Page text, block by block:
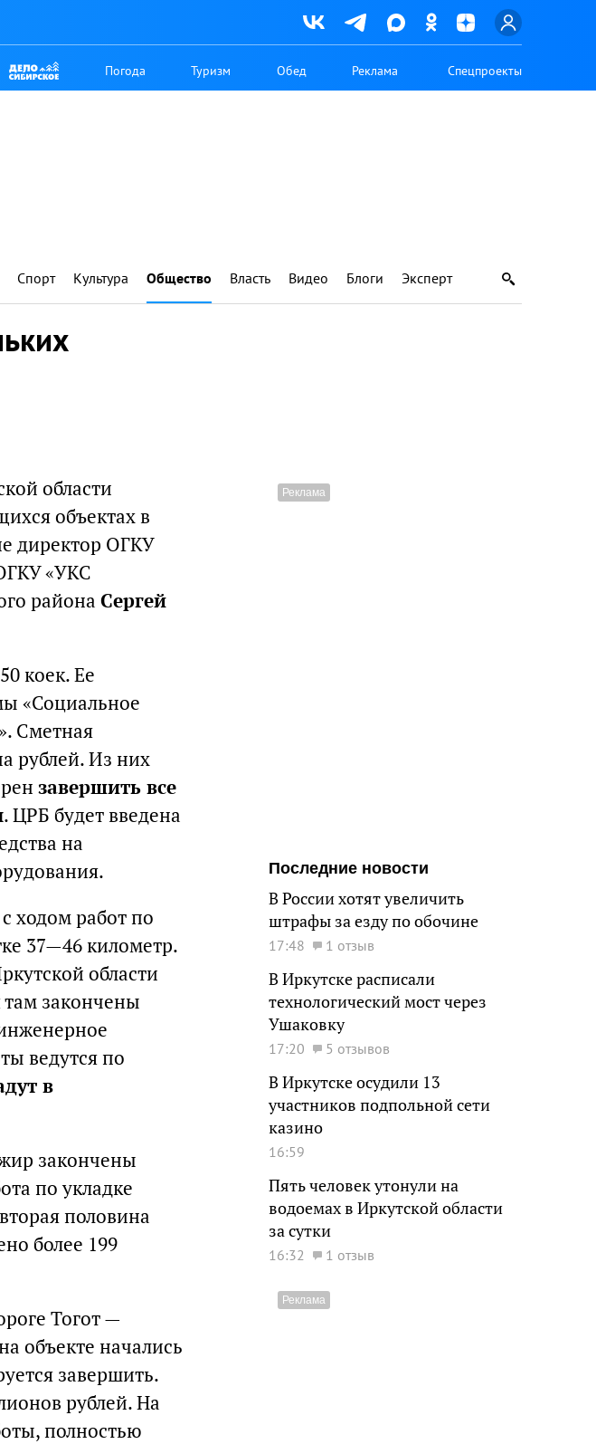
Погода Туризм Обед Реклама Спецпроекты
Спорт Культура Общество Власть Видео Блоги Эксперт
области
объектах в
директор ОГКУ
«УКС
района Сергей
коек. Ее
«Социальное
Сметная
рублей. Из них
завершить все
. ЦРБ будет введена
на
ходом работ по
37—46 километр.
области
закончены
ведутся по
в
закончены
по укладке
половина
более 199
Тогот —
объекте начались
завершить.
рублей. На
полностью
Последние новости
В России хотят увеличить
штрафы за езду по обочине
17:48 1 отзыв
В Иркутске расписали
технологический мост через
Ушаковку
17:20 5 отзывов
В Иркутске осудили 13
участников подпольной сети
казино
16:59
Пять человек утонули на
водоемах в Иркутской области
за сутки
16:32 1 отзыв